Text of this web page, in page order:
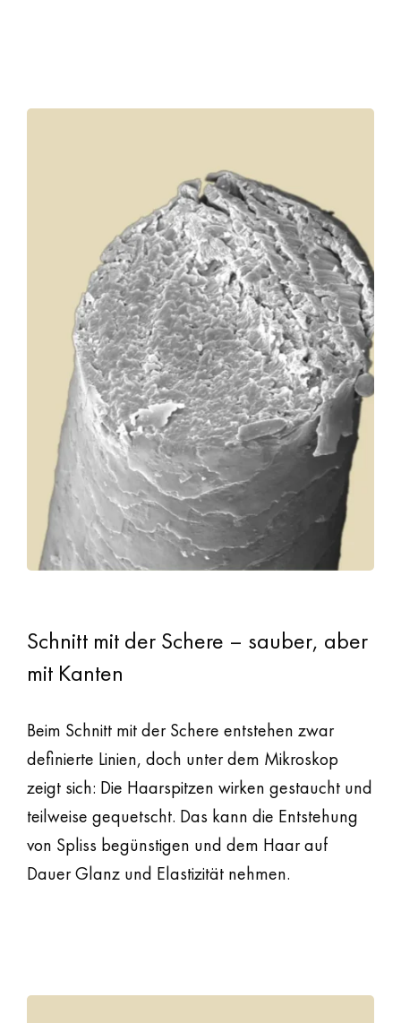
Schnitt mit der Schere – sauber, aber
mit Kanten
Beim Schnitt mit der Schere entstehen zwar
definierte Linien, doch unter dem Mikroskop
zeigt sich: Die Haarspitzen wirken gestaucht und
teilweise gequetscht. Das kann die Entstehung
von Spliss begünstigen und dem Haar auf
Dauer Glanz und Elastizität nehmen.